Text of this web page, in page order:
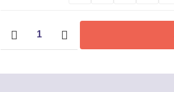
antinfortunistiche